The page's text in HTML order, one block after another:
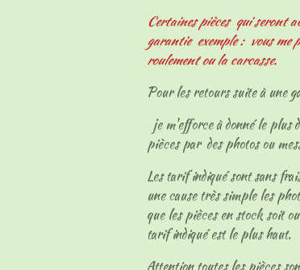
Certaines pièces qui seront
garantie exemple : vous me
roulement ou la carcasse.
Pour les retours suite à une
je m'efforce à donné le plus
pièces par des photos ou
Les tarif indiqué sont sans
une cause très simple les
que les pièces en stock soit
tarif indiqué est le plus haut.